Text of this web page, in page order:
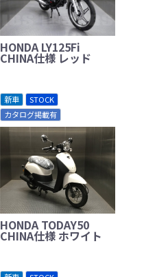
HONDA LY125Fi
CHINA仕様 レッド
新車
STOCK
カタログ掲載有
HONDA TODAY50
CHINA仕様 ホワイト